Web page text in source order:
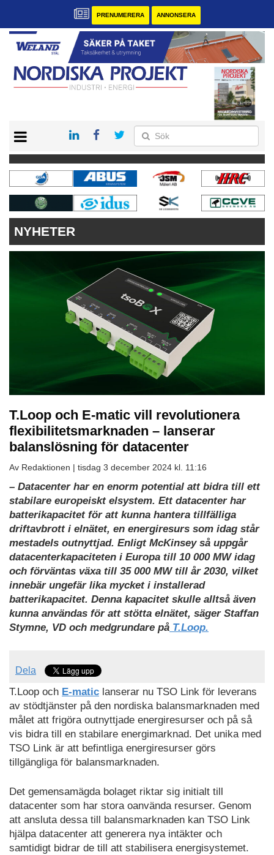
PRENUMERERA ANNONSERA
KONTAKT
VÅRA ANDRA MAGASIN
PRENUMERERA
ANNONSERA
NYHETER
T.Loop och E-matic vill revolutionera
flexibilitetsmarknaden – lanserar
balanslösning för datacenter
Av Redaktionen | tisdag 3 december 2024 kl. 11:16
– Datacenter har en enorm potential att bidra till ett
stabilare europeiskt elsystem. Ett datacenter har
batterikapacitet för att kunna hantera tillfälliga
driftavbrott i elnätet, en energiresurs som idag står
mestadels outnyttjad. Enligt McKinsey så uppgår
datacenterkapaciteten i Europa till 10 000 MW idag
och förväntas växa till 35 000 MW till år 2030, vilket
innebär ungefär lika mycket i installerad
batterikapacitet. Denna kapacitet skulle alltså även
kunna användas för att stötta elnätet, säger Staffan
Stymne, VD och medgrundare på T.Loop.
Dela
T.Loop och E-matic lanserar nu TSO Link för leverans
av stödtjänster på den nordiska balansmarknaden med
målet att frigöra outnyttjade energiresurser och på så
vis bidra till en stabilare energimarknad. Det unika med
TSO Link är att befintliga energiresurser görs
tillgängliga för balansmarknaden.
Det gemensamägda bolaget riktar sig initialt till
datacenter som har stora oanvända resurser. Genom
att ansluta dessa till balansmarknaden kan TSO Link
hjälpa datacenter att generera nya intäkter och
samtidigt bidrar de till att stabilisera energisystemet.